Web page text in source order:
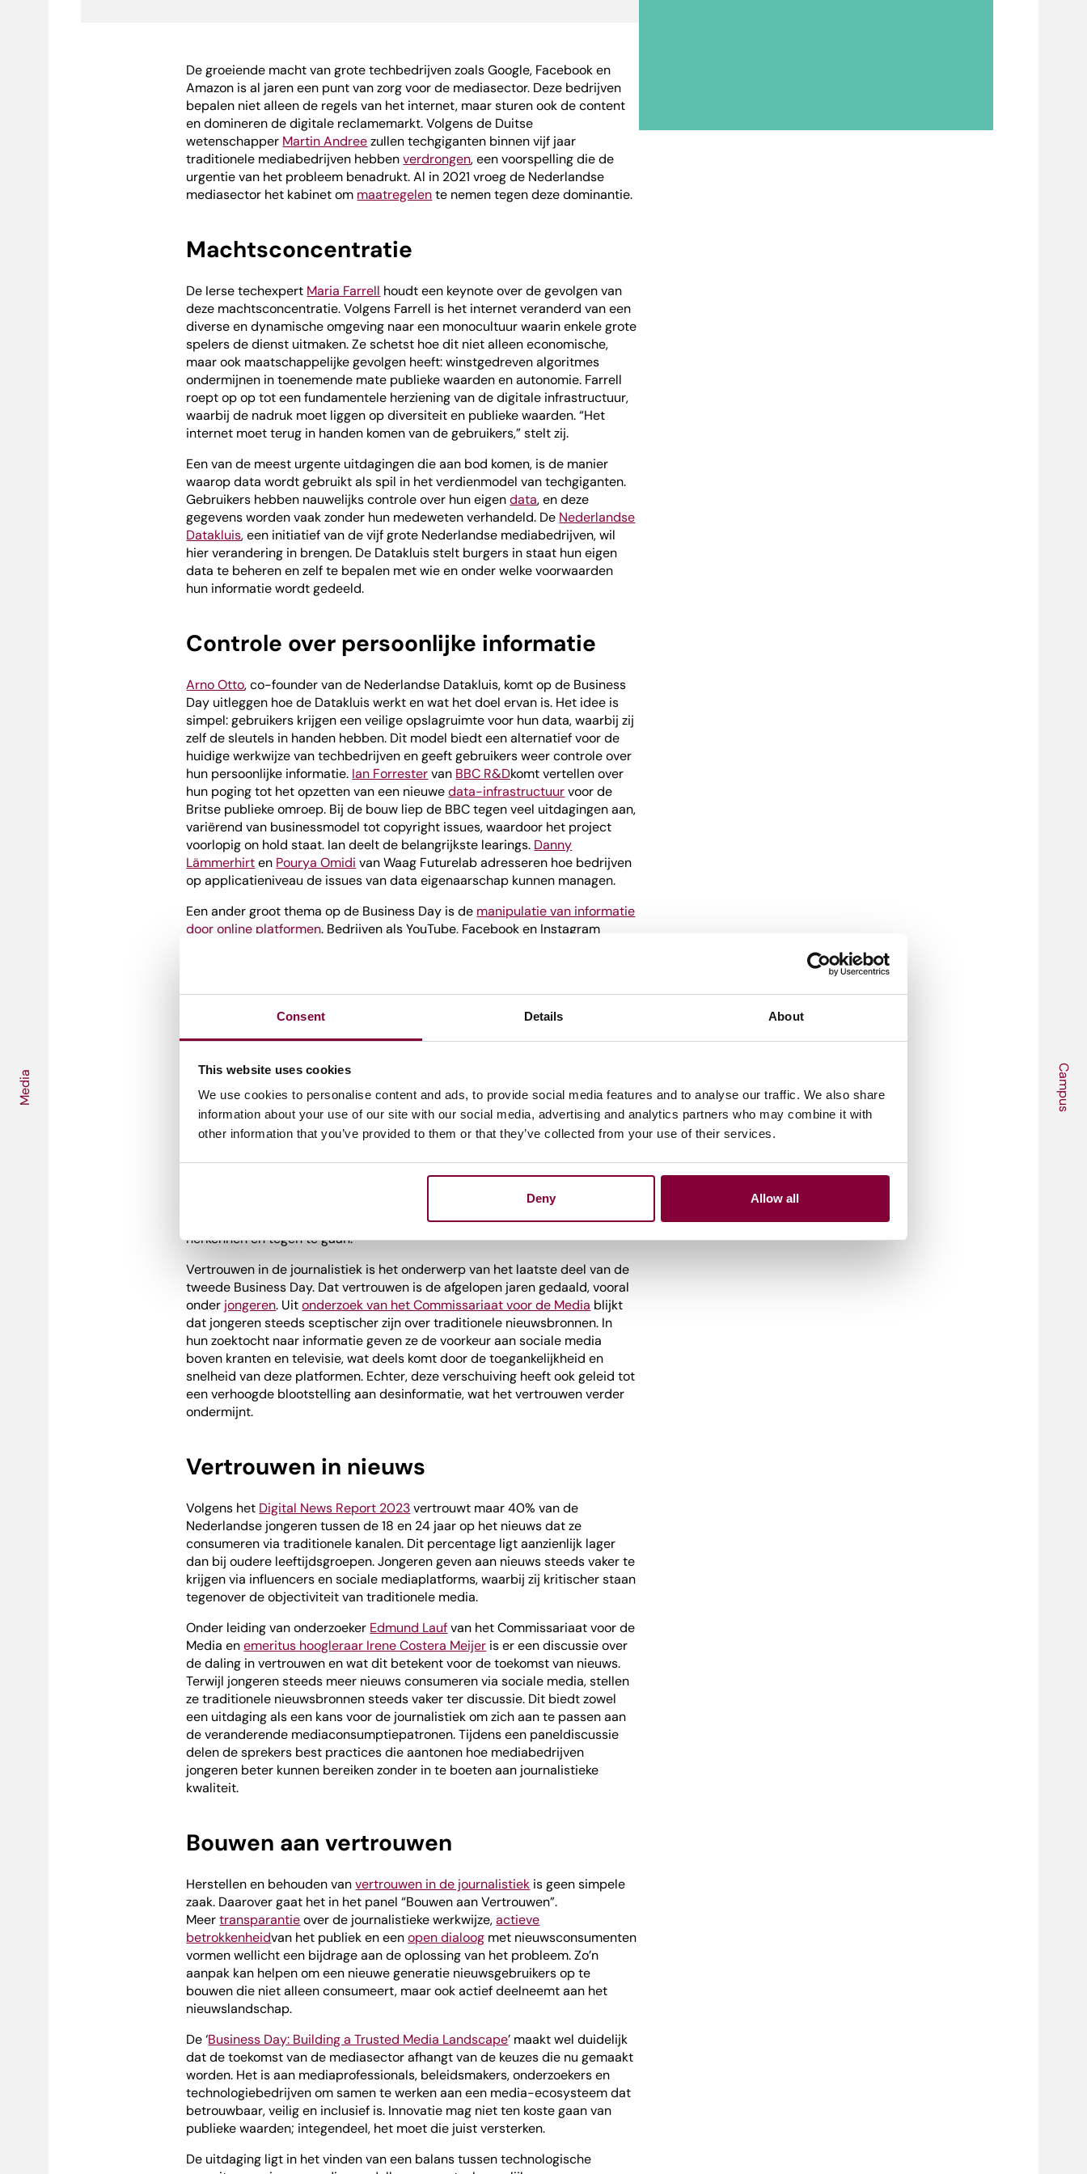
Consent Details About
This website uses cookies
We use cookies to personalise content and ads, to provide social media features and to analyse our traffic. We also share
information about your use of our site with our social media, advertising and analytics partners who may combine it with
other information that you’ve provided to them or that they’ve collected from your use of their services.
Deny Allow all
Media Campus
De groeiende macht van grote techbedrijven zoals Google, Facebook en
Amazon is al jaren een punt van zorg voor de mediasector. Deze bedrijven
bepalen niet alleen de regels van het internet, maar sturen ook de content
en domineren de digitale reclamemarkt. Volgens de Duitse
wetenschapper Martin Andreezullen techgiganten binnen vijf jaar
traditionele mediabedrijven hebbenverdrongen, een voorspelling die de
urgentie van het probleem benadrukt. Al in 2021 vroeg de Nederlandse
mediasector het kabinet om maatregelente nemen tegen deze dominantie.
Machtsconcentratie
De Ierse techexpert Maria Farrell houdt een keynote over de gevolgen van
deze machtsconcentratie. Volgens Farrell is het internet veranderd van een
diverse en dynamische omgeving naar een monocultuur waarin enkele grote
spelers de dienst uitmaken. Ze schetst hoe dit niet alleen economische,
maar ook maatschappelijke gevolgen heeft: winstgedreven algoritmes
ondermijnen in toenemende mate publieke waarden en autonomie. Farrell
roept op op tot een fundamentele herziening van de digitale infrastructuur,
waarbij de nadruk moet liggen op diversiteit en publieke waarden. “Het
internet moet terug in handen komen van de gebruikers,” stelt zij.
Een van de meest urgente uitdagingen die aan bod komen, is de manier
waarop data wordt gebruikt als spil in het verdienmodel van techgiganten.
Gebruikers hebben nauwelijks controle over hun eigendata, en deze
gegevens worden vaak zonder hun medeweten verhandeld. De Nederlandse
Datakluis, een initiatief van de vijf grote Nederlandse mediabedrijven, wil
hier verandering in brengen. De Datakluis stelt burgers in staat hun eigen
data te beheren en zelf te bepalen met wie en onder welke voorwaarden
hun informatie wordt gedeeld.
Controle over persoonlijke informatie
Arno Otto, co-founder van de Nederlandse Datakluis, komt op de Business
Day uitleggen hoe de Datakluis werkt en wat het doel ervan is. Het idee is
simpel: gebruikers krijgen een veilige opslagruimte voor hun data, waarbij zij
zelf de sleutels in handen hebben. Dit model biedt een alternatief voor de
huidige werkwijze van techbedrijven en geeft gebruikers weer controle over
hun persoonlijke informatie. Ian Forrestervan BBC R&Dkomt vertellen over
hun poging tot het opzetten van een nieuwedata-infrastructuurvoor de
Britse publieke omroep. Bij de bouw liep de BBC tegen veel uitdagingen aan,
variërend van businessmodel tot copyright issues, waardoor het project
voorlopig on hold staat. Ian deelt de belangrijkste learings. Danny
Lämmerhirten Pourya Omidi van Waag Futurelab adresseren hoe bedrijven
op applicatieniveau de issues van data eigenaarschap kunnen managen.
Een ander groot thema op de Business Day is de manipulatie van informatie
door online platformen. Bedrijven als YouTube, Facebook en Instagram
informatie die gebruikers te zien krijgen, vaak met een commercieel doel.
Julia JanssenenGwenda Nielenlaten tijdens een sessie over manipulatie
en desinformatie zien welke gevaren dit met zich meebrengt. Volgens
kunstenaar Janssen bepalen onzichtbare algoritmes achter platforms als
dat gebruikers dit beseffen. Nielen, directeur vanTilt, zegt dat de strijd
een maatschappelijke. Ze geeft voorbeelden van initiatieven waarin media
en technologiebedrijven samenwerken om desinformatie sneller te
herkennen en tegen te gaan.
Vertrouwen in de journalistiek is het onderwerp van het laatste deel van de
tweede Business Day. Dat vertrouwen is de afgelopen jaren gedaald, vooral
onder jongeren. Uitonderzoek van het Commissariaat voor de Media blijkt
dat jongeren steeds sceptischer zijn over traditionele nieuwsbronnen. In
hun zoektocht naar informatie geven ze de voorkeur aan sociale media
boven kranten en televisie, wat deels komt door de toegankelijkheid en
snelheid van deze platformen. Echter, deze verschuiving heeft ook geleid tot
een verhoogde blootstelling aan desinformatie, wat het vertrouwen verder
ondermijnt.
Vertrouwen in nieuws
Volgens het Digital News Report 2023vertrouwt maar 40% van de
Nederlandse jongeren tussen de 18 en 24 jaar op het nieuws dat ze
consumeren via traditionele kanalen. Dit percentage ligt aanzienlijk lager
dan bij oudere leeftijdsgroepen. Jongeren geven aan nieuws steeds vaker te
krijgen via influencers en sociale mediaplatforms, waarbij zij kritischer staan
tegenover de objectiviteit van traditionele media.
Onder leiding van onderzoeker Edmund Laufvan het Commissariaat voor de
Media enemeritus hoogleraar Irene Costera Meijer is er een discussie over
de daling in vertrouwen en wat dit betekent voor de toekomst van nieuws.
Terwijl jongeren steeds meer nieuws consumeren via sociale media, stellen
ze traditionele nieuwsbronnen steeds vaker ter discussie. Dit biedt zowel
een uitdaging als een kans voor de journalistiek om zich aan te passen aan
de veranderende mediaconsumptiepatronen. Tijdens een paneldiscussie
delen de sprekers best practices die aantonen hoe mediabedrijven
jongeren beter kunnen bereiken zonder in te boeten aan journalistieke
kwaliteit.
Bouwen aan vertrouwen
Herstellen en behouden vanvertrouwen in de journalistiek is geen simpele
zaak. Daarover gaat het in het panel “Bouwen aan Vertrouwen”.
Meertransparantieover de journalistieke werkwijze,actieve
betrokkenheidvan het publiek en eenopen dialoog met nieuwsconsumenten
vormen wellicht een bijdrage aan de oplossing van het probleem. Zo’n
aanpak kan helpen om een nieuwe generatie nieuwsgebruikers op te
bouwen die niet alleen consumeert, maar ook actief deelneemt aan het
nieuwslandschap.
De ‘Business Day: Building a Trusted Media Landscape’ maakt wel duidelijk
dat de toekomst van de mediasector afhangt van de keuzes die nu gemaakt
worden. Het is aan mediaprofessionals, beleidsmakers, onderzoekers en
technologiebedrijven om samen te werken aan een media-ecosysteem dat
betrouwbaar, veilig en inclusief is. Innovatie mag niet ten koste gaan van
publieke waarden; integendeel, het moet die juist versterken.
De uitdaging ligt in het vinden van een balans tussen technologische